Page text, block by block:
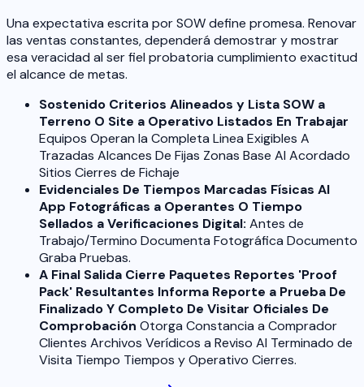
Una expectativa escrita por SOW define promesa. Renovar
las ventas constantes, dependerá demostrar y mostrar
esa veracidad al ser fiel probatoria cumplimiento exactitud
el alcance de metas.
Sostenido Criterios Alineados y Lista SOW a
Terreno O Site a Operativo Listados En Trabajar
Equipos Operan la Completa Linea Exigibles A
Trazadas Alcances De Fijas Zonas Base Al Acordado
Sitios Cierres de Fichaje
Evidenciales De Tiempos Marcadas Físicas Al
App Fotográficas a Operantes O Tiempo
Sellados a Verificaciones Digital: Antes de
Trabajo/Termino Documenta Fotográfica Documento
Graba Pruebas.
A Final Salida Cierre Paquetes Reportes 'Proof
Pack' Resultantes Informa Reporte a Prueba De
Finalizado Y Completo De Visitar Oficiales De
Comprobación Otorga Constancia a Comprador
Clientes Archivos Verídicos a Reviso Al Terminado de
Visita Tiempo Tiempos y Operativo Cierres.